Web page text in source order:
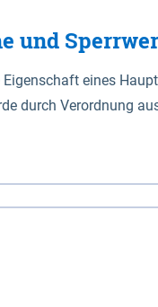
und
eines
durch Verordnung
(NDG). Die
bestimmt sind (§2
die Deichbehörde